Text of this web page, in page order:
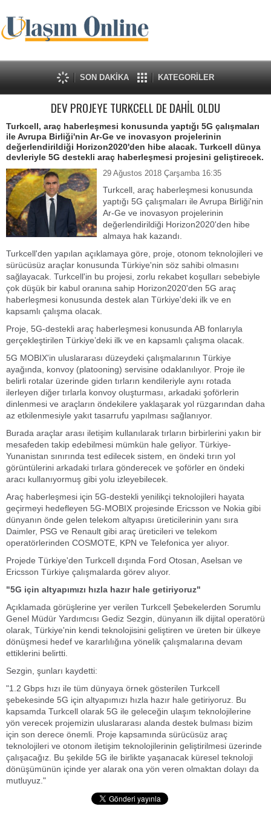
SON DAKİKA KATEGORİLER
DEV PROJEYE TURKCELL DE DAHİL OLDU
Turkcell, araç haberleşmesi konusunda yaptığı 5G çalışmaları
ile Avrupa Birliği'nin Ar-Ge ve inovasyon projelerinin
değerlendirildiği Horizon2020'den hibe alacak. Turkcell dünya
devleriyle 5G destekli araç haberleşmesi projesini geliştirecek.
29 Ağustos 2018 Çarşamba 16:35
Turkcell, araç haberleşmesi konusunda
yaptığı 5G çalışmaları ile Avrupa Birliği'nin
Ar-Ge ve inovasyon projelerinin
değerlendirildiği Horizon2020'den hibe
almaya hak kazandı.
Turkcell'den yapılan açıklamaya göre, proje, otonom teknolojileri ve
sürücüsüz araçlar konusunda Türkiye'nin söz sahibi olmasını
sağlayacak. Turkcell'in bu projesi, zorlu rekabet koşulları sebebiyle
çok düşük bir kabul oranına sahip Horizon2020'den 5G araç
haberleşmesi konusunda destek alan Türkiye'deki ilk ve en
kapsamlı çalışma olacak.
Proje, 5G-destekli araç haberleşmesi konusunda AB fonlarıyla
gerçekleştirilen Türkiye’deki ilk ve en kapsamlı çalışma olacak.
5G MOBIX'in uluslararası düzeydeki çalışmalarının Türkiye
ayağında, konvoy (platooning) servisine odaklanılıyor. Proje ile
belirli rotalar üzerinde giden tırların kendileriyle aynı rotada
ilerleyen diğer tırlarla konvoy oluşturması, arkadaki şoförlerin
dinlenmesi ve araçların öndekilere yaklaşarak yol rüzgarından daha
az etkilenmesiyle yakıt tasarrufu yapılması sağlanıyor.
Burada araçlar arası iletişim kullanılarak tırların birbirlerini yakın bir
mesafeden takip edebilmesi mümkün hale geliyor. Türkiye-
Yunanistan sınırında test edilecek sistem, en öndeki tırın yol
görüntülerini arkadaki tırlara gönderecek ve şoförler en öndeki
aracı kullanıyormuş gibi yolu izleyebilecek.
Araç haberleşmesi için 5G-destekli yenilikçi teknolojileri hayata
geçirmeyi hedefleyen 5G-MOBIX projesinde Ericsson ve Nokia gibi
dünyanın önde gelen telekom altyapısı üreticilerinin yanı sıra
Daimler, PSG ve Renault gibi araç üreticileri ve telekom
operatörlerinden COSMOTE, KPN ve Telefonica yer alıyor.
Projede Türkiye'den Turkcell dışında Ford Otosan, Aselsan ve
Ericsson Türkiye çalışmalarda görev alıyor.
"5G için altyapımızı hızla hazır hale getiriyoruz"
Açıklamada görüşlerine yer verilen Turkcell Şebekelerden Sorumlu
Genel Müdür Yardımcısı Gediz Sezgin, dünyanın ilk dijital operatörü
olarak, Türkiye'nin kendi teknolojisini geliştiren ve üreten bir ülkeye
dönüşmesi hedef ve kararlılığına yönelik çalışmalarına devam
ettiklerini belirtti.
Sezgin, şunları kaydetti:
"1.2 Gbps hızı ile tüm dünyaya örnek gösterilen Turkcell
şebekesinde 5G için altyapımızı hızla hazır hale getiriyoruz. Bu
kapsamda Turkcell olarak 5G ile geleceğin ulaşım teknolojilerine
yön verecek projemizin uluslararası alanda destek bulması bizim
için son derece önemli. Proje kapsamında sürücüsüz araç
teknolojileri ve otonom iletişim teknolojilerinin geliştirilmesi üzerinde
çalışacağız. Bu şekilde 5G ile birlikte yaşanacak küresel teknoloji
dönüşümünün içinde yer alarak ona yön veren olmaktan dolayı da
mutluyuz."